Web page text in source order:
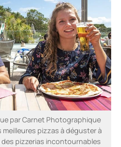
par Carnet Photographique
pizzas à déguster à
pizzerias incontournables